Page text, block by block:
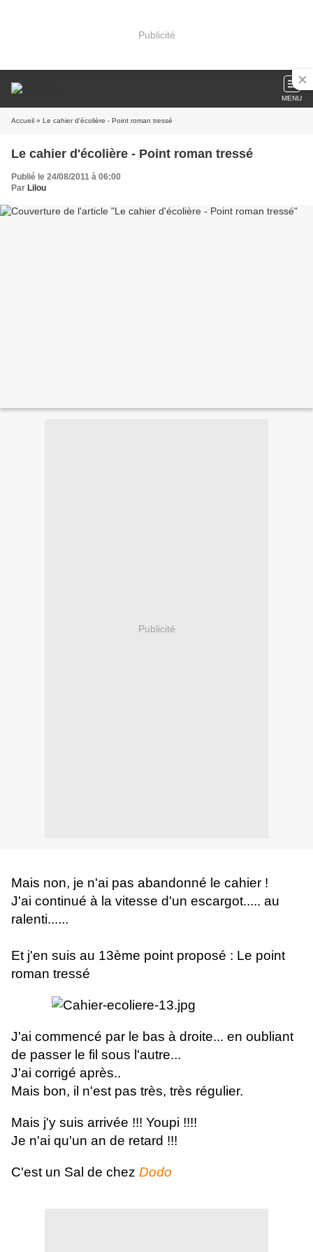
Publicité
MENU
Accueil » Le cahier d'écolière - Point roman tressé
Le cahier d'écolière - Point roman tressé
Publié le 24/08/2011 à 06:00
Par Lilou
Publicité
Mais non, je n'ai pas abandonné le cahier !
J'ai continué à la vitesse d'un escargot..... au
ralenti......
Et j'en suis au 13ème point proposé : Le point
roman tressé
J'ai commencé par le bas à droite... en oubliant
de passer le fil sous l'autre...
J'ai corrigé après..
Mais bon, il n'est pas très, très régulier.
Mais j'y suis arrivée !!! Youpi !!!!
Je n'ai qu'un an de retard !!!
C'est un Sal de chez Dodo